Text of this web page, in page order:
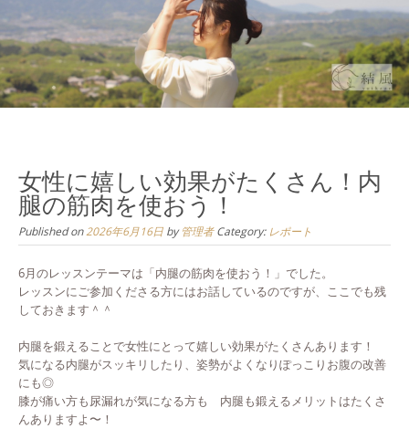
女性に嬉しい効果がたくさん！内
腿の筋肉を使おう！
Published on2026年6月16日 by管理者Category: レポート
6月のレッスンテーマは「内腿の筋肉を使おう！」でした。
レッスンにご参加くださる方にはお話しているのですが、ここでも残
しておきます＾＾
内腿を鍛えることで女性にとって嬉しい効果がたくさんあります！
気になる内腿がスッキリしたり、姿勢がよくなりぽっこりお腹の改善
にも◎
膝が痛い方も尿漏れが気になる方も 内腿も鍛えるメリットはたくさ
んありますよ〜！